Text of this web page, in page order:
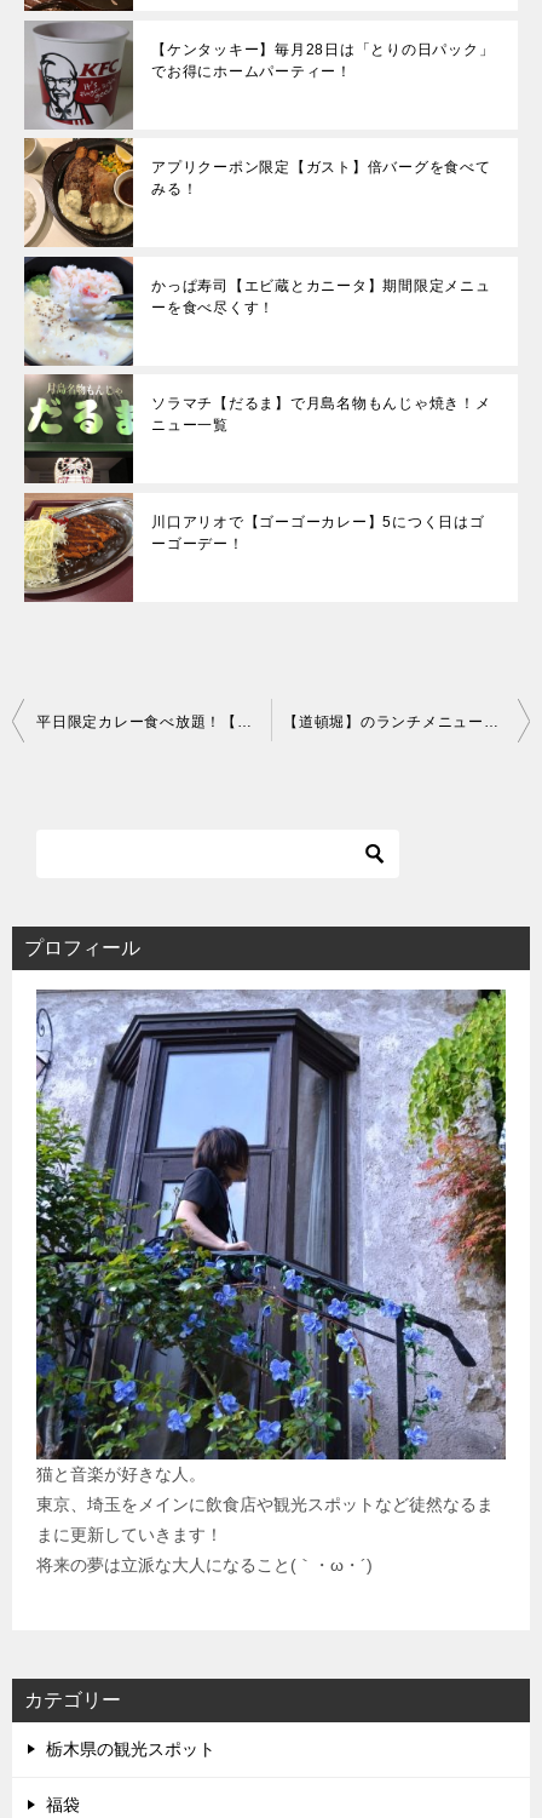
【ケンタッキー】毎月28日は「とりの日パック」
でお得にホームパーティー！
アプリクーポン限定【ガスト】倍バーグを食べて
みる！
かっぱ寿司【エビ蔵とカニータ】期間限定メニュ
ーを食べ尽くす！
ソラマチ【だるま】で月島名物もんじゃ焼き！メ
ニュー一覧
川口アリオで【ゴーゴーカレー】5につく日はゴ
ーゴーデー！
投
稿
ン
プロフィール
猫と音楽が好きな人。
東京、埼玉をメインに飲食店や観光スポットなど徒然なるま
まに更新していきます！
将来の夢は立派な大人になること(｀・ω・´)
カテゴリー
栃木県の観光スポット
福袋